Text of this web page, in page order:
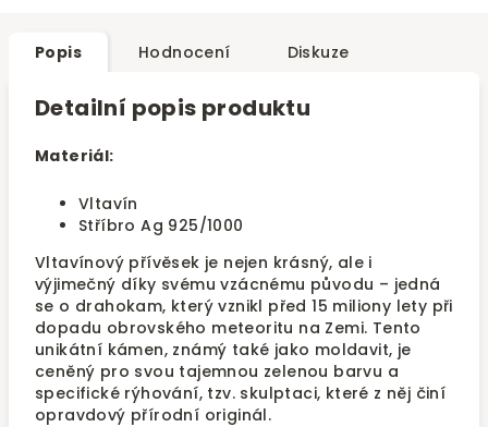
Popis Hodnocení Diskuze
Detailní popis produktu
Materiál:
Vltavín
Stříbro Ag 925/1000
Vltavínový přívěsek je nejen krásný, ale i
výjimečný díky svému vzácnému původu – jedná
se o drahokam, který vznikl před 15 miliony lety při
dopadu obrovského meteoritu na Zemi. Tento
unikátní kámen, známý také jako moldavit, je
ceněný pro svou tajemnou zelenou barvu a
specifické rýhování, tzv. skulptaci, které z něj činí
opravdový přírodní originál.